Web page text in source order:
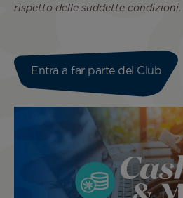
rispetto delle suddette condizioni.
Entra a far parte del Club